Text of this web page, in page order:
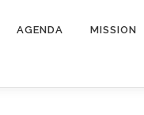
AGENDA MISSION